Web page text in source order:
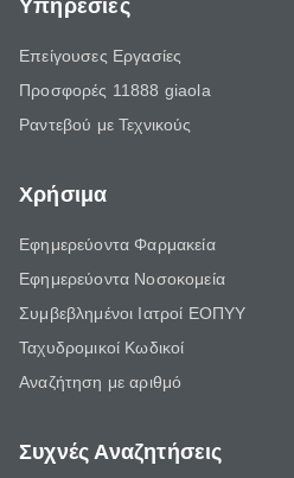
Υπηρεσίες
Επείγουσες Εργασίες
Προσφορές 11888 giaola
Ραντεβού με Τεχνικούς
Χρήσιμα
Εφημερεύοντα Φαρμακεία
Εφημερεύοντα Νοσοκομεία
Συμβεβλημένοι Ιατροί ΕΟΠΥΥ
Ταχυδρομικοί Κωδικοί
Αναζήτηση με αριθμό
Συχνές Αναζητήσεις